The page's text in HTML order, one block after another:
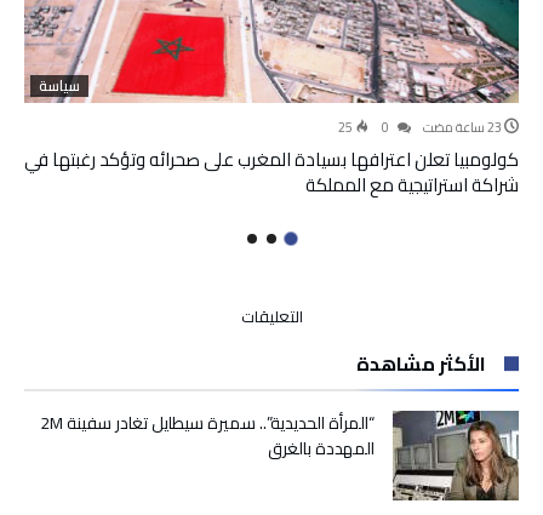
سياسة
25
كولومبيا تعلن اعترافها بسيادة المغرب على صحرائه وتؤكد رغبتها في
شراكة استراتيجية مع المملكة
التعليقات
“القاضي
لمعلّم”
الأكثر مشاهدة
“المرأة الحديدية”.. سميرة سيطايل تغادر سفينة 2M
المهددة بالغرق